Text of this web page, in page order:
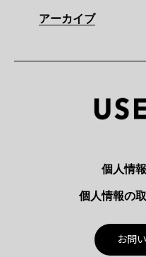
アーカイブ
個人情
個人情報の
お問